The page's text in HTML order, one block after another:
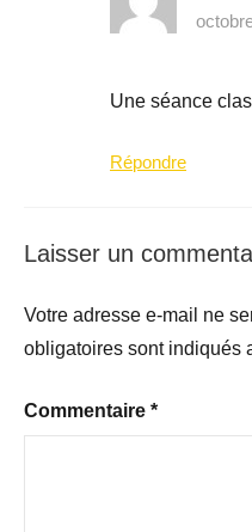
Une séance
Répondre
Laisser un
Votre adresse e-mail ne
obligatoires sont indiqués
Commentaire *